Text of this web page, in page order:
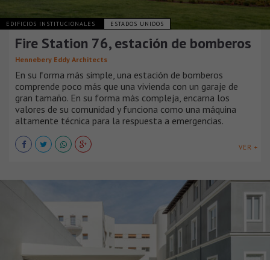
EDIFICIOS INSTITUCIONALES ESTADOS UNIDOS
Fire Station 76, estación de bomberos
Hennebery Eddy Architects
En su forma más simple, una estación de bomberos
comprende poco más que una vivienda con un garaje de
gran tamaño. En su forma más compleja, encarna los
valores de su comunidad y funciona como una máquina
altamente técnica para la respuesta a emergencias.
VER +